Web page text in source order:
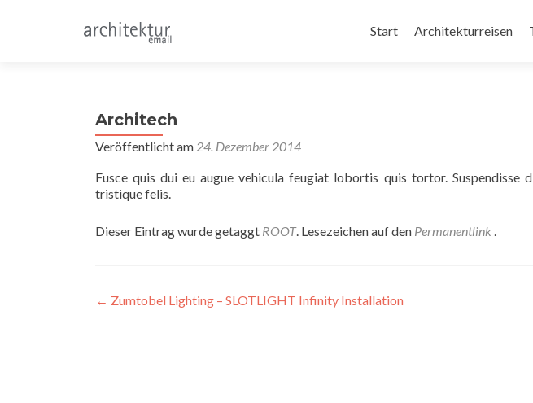
Inhalt
Start Architekturreisen
Architech
Veröffentlicht am 24. Dezember 2014
Fusce quis dui eu augue vehicula feugiat lobortis quis tortor. Suspendisse
tristique felis.
Dieser Eintrag wurde getaggt ROOT. Lesezeichen auf den Permanentlink .
Beitragsnavigation
← Zumtobel Lighting – SLOTLIGHT Infinity Installation